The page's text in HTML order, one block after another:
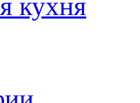
кухня